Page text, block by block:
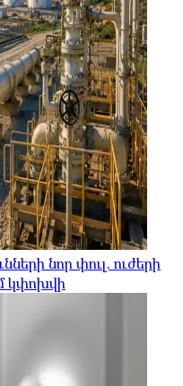
նոր փուլ. ուժերի
կփոխվի